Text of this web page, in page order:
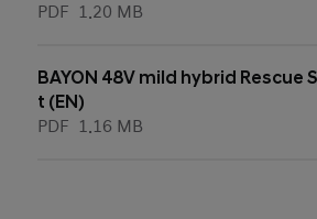
PDF 1.20 MB
BAYON 48V mild hybrid Rescue
t (EN)
PDF 1.16 MB